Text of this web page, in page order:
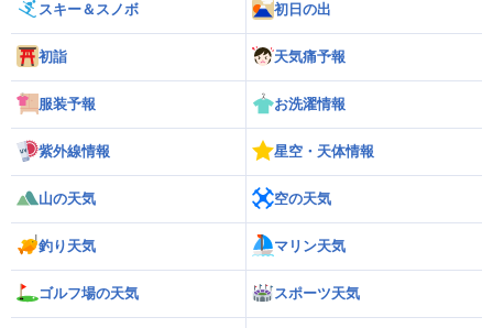
スキー＆スノボ 初日の出
初詣 天気痛予報
服装予報 お洗濯情報
紫外線情報 星空・天体情報
山の天気 空の天気
釣り天気 マリン天気
ゴルフ場の天気 スポーツ天気